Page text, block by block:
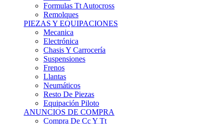
Formulas Tt Autocross
Remolques
PIEZAS Y EQUIPACIONES
Mecanica
Electrónica
Chasis Y Carrocería
Suspensiones
Frenos
Llantas
Neumáticos
Resto De Piezas
Equipación Piloto
ANUNCIOS DE COMPRA
Compra De Cc Y Tt